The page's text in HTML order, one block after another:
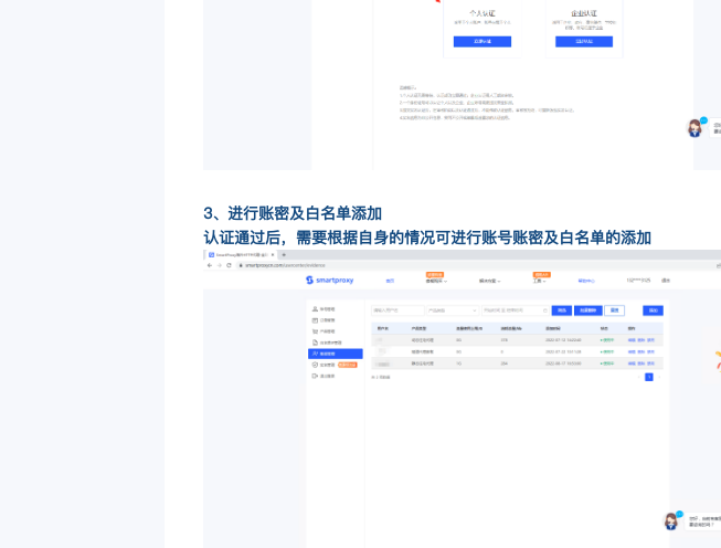
3、进行账密及白名单添加
认证通过后，需要根据自身的情况可进行账号账密及白名单的添加